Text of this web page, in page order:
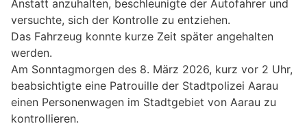
Anstatt anzuhalten, beschleunigte der Autofahrer und
versuchte, sich der Kontrolle zu entziehen.
Das Fahrzeug konnte kurze Zeit später angehalten
werden.
Am Sonntagmorgen des 8. März 2026, kurz vor 2 Uhr,
beabsichtigte eine Patrouille der Stadtpolizei Aarau
einen Personenwagen im Stadtgebiet von Aarau zu
kontrollieren.